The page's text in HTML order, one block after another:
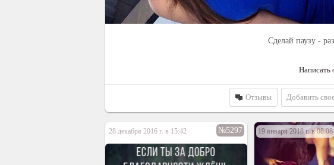
Сделай паузу -
Написать
Отзывы Добавить
28 декабря 2016 г. в 15:42 №5297 19 января 2018 г. в 08:08